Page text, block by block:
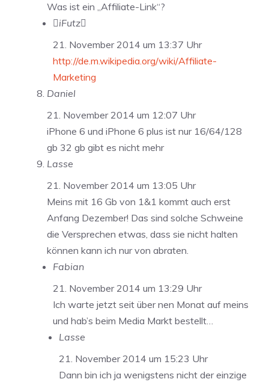
Was ist ein „Affiliate-Link“?
iFutz
21. November 2014 um 13:37 Uhr
http://de.m.wikipedia.org/wiki/Affiliate-
Marketing
Daniel
21. November 2014 um 12:07 Uhr
iPhone 6 und iPhone 6 plus ist nur 16/64/128
gb 32 gb gibt es nicht mehr
Lasse
21. November 2014 um 13:05 Uhr
Meins mit 16 Gb von 1&1 kommt auch erst
Anfang Dezember! Das sind solche Schweine
die Versprechen etwas, dass sie nicht halten
können kann ich nur von abraten.
Fabian
21. November 2014 um 13:29 Uhr
Ich warte jetzt seit über nen Monat auf meins
und hab’s beim Media Markt bestellt…
Lasse
21. November 2014 um 15:23 Uhr
Dann bin ich ja wenigstens nicht der einzige